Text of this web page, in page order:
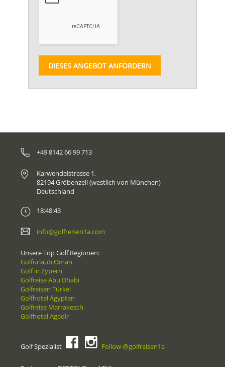
DIESES ANGEBOT ANFORDERN
+49 8142 66 99 713
Karwendelstrasse 1,
82194 Gröbenzell (westlich von München)
Deutschland
18:48:43
info@golfreisen1a.com
Unsere Top Golf Regionen:
Golfurlaub Oman
Golf in Zypern
Golfreise Abu Dhabi
Golfreisen Türkei
Golfhotel Ägypten
Golfreise Marrakesch
Golfhotel Agadir
Golf Spezialist Follow @golfreisen1a